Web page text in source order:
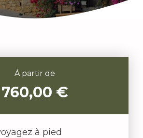
À partir de
760,00 €
à pied